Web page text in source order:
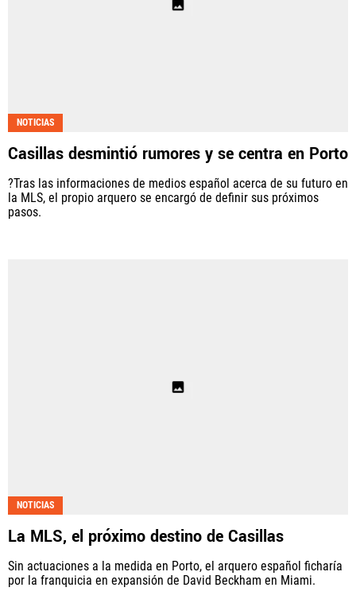
NOTICIAS
Casillas desmintió rumores y se centra en Porto
?Tras las informaciones de medios español acerca de su futuro en
la MLS, el propio arquero se encargó de definir sus próximos
pasos.
NOTICIAS
La MLS, el próximo destino de Casillas
Sin actuaciones a la medida en Porto, el arquero español ficharía
por la franquicia en expansión de David Beckham en Miami.